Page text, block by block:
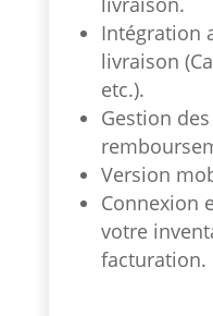
Intégration
livraison
etc.).
Gestion
Version
Connexion
votre
facturation.